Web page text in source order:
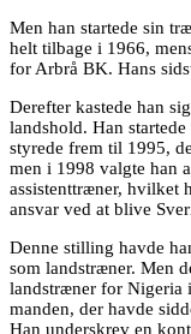
Men han startede sin
helt tilbage i 1966,
for Arbrå BK. Hans
Derefter kastede han
landshold. Han
styrede frem til 1995,
men i 1998 valgte han
assistenttræner, hvilket
ansvar ved at blive
Denne stilling havde
som landstræner. Men
landstræner for Nigeria
manden, der havde
Han underskrev en